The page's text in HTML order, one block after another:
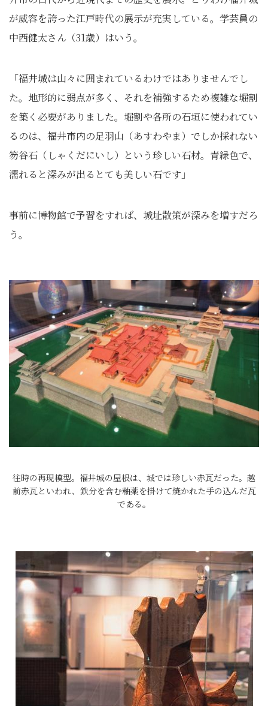
が威容を誇った江戸時代の展示が充実している。学芸員の
中西健太さん（31歳）はいう。
「福井城は山々に囲まれているわけではありませんでし
た。地形的に弱点が多く、それを補強するため複雑な堀割
を築く必要がありました。堀割や各所の石垣に使われてい
るのは、福井市内の足羽山（あすわやま）でしか採れない
笏谷石（しゃくだにいし）という珍しい石材。青緑色で、
濡れると深みが出るとても美しい石です」
事前に博物館で予習をすれば、城址散策が深みを増すだろ
う。
往時の再現模型。福井城の屋根は、城では珍しい赤瓦だった。越
前赤瓦といわれ、鉄分を含む釉薬を掛けて焼かれた手の込んだ瓦
である。